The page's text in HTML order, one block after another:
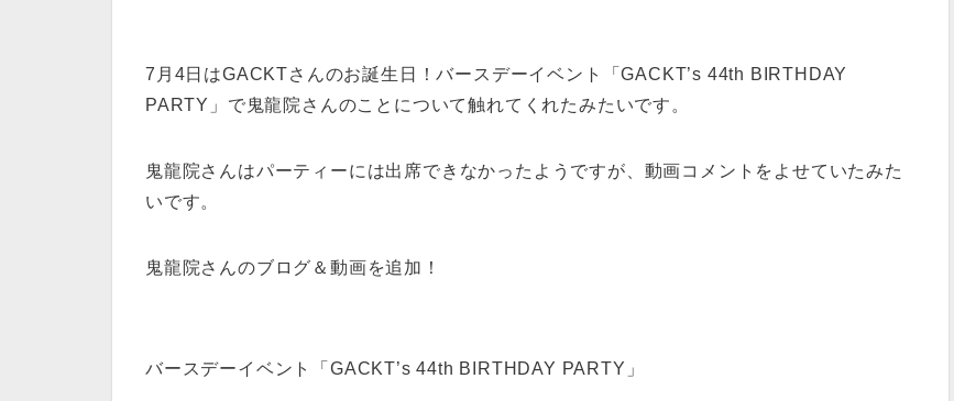
7月4日はGACKTさんのお誕生日！バースデーイベント「GACKT’s 44th BIRTHDAY
PARTY」で鬼龍院さんのことについて触れてくれたみたいです。
鬼龍院さんはパーティーには出席できなかったようですが、動画コメントをよせていたみた
いです。
鬼龍院さんのブログ＆動画を追加！
バースデーイベント「GACKT’s 44th BIRTHDAY PARTY」